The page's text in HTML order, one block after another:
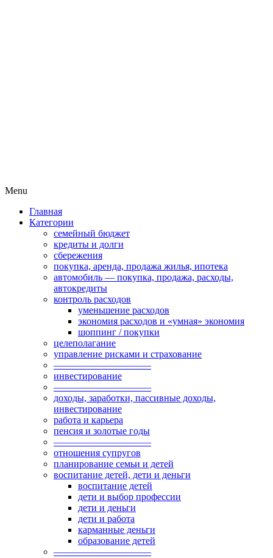
Menu
content
Главная
Категории
семейный бюджет
кредиты и долги
сбережения
покупка, аренда, продажа жилья, ипотека
автомобиль — покупка, продажа, расходы,
автокредиты
контроль расходов
уменьшение расходов
экономия расходов и «умная» экономия
шоппинг / покупки
целеполагание
управление рисками и страхование
——————————
инвестирование
——————————
доходы, заработки, пассивные доходы,
инвестирование
работа и карьера
пенсия и золотые годы
——————————
отношения супругов
планирование семьи и детей
воспитание детей, дети и деньги
воспитание детей
дети и выбор профессии
дети и деньги
дети и работа
карманные деньги
образование детей
——————————